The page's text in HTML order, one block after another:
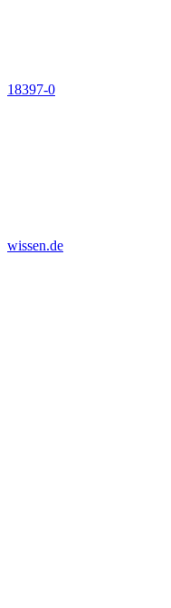
18397-0
wissen.de